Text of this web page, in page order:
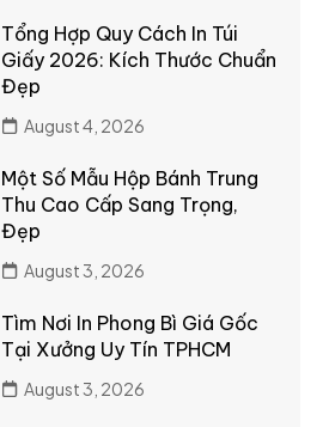
Tổng Hợp Quy Cách In Túi
Giấy 2026: Kích Thước Chuẩn
Đẹp
August 4, 2026
Một Số Mẫu Hộp Bánh Trung
Thu Cao Cấp Sang Trọng,
Đẹp
August 3, 2026
Tìm Nơi In Phong Bì Giá Gốc
Tại Xưởng Uy Tín TPHCM
August 3, 2026